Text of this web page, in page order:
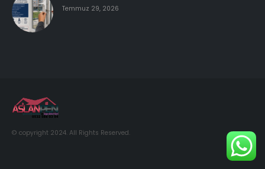
Temmuz 29, 2026
© copyright 2024. All Rights Reserved.